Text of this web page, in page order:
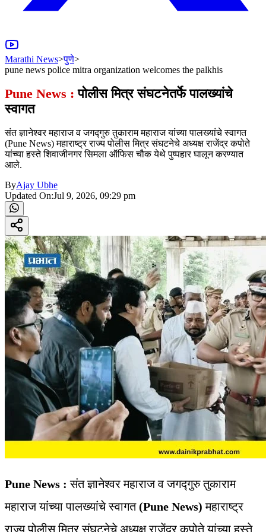
Marathi News>पुणे>
pune news police mitra organization welcomes the palkhis
Pune News : पोलीस मित्र संघटनेतर्फे पालख्यांचे
स्वागत
संत ज्ञानेश्वर महाराज व जगद्गुरु तुकाराम महाराज यांच्या पालख्यांचे स्वागत
(Pune News) महाराष्ट्र राज्य पोलीस मित्र संघटनेचे अध्यक्ष राजेंद्र कपोते
यांच्या हस्ते शिवाजीनगर सिमला ऑफिस चौक येथे पुष्पहार घालून करण्यात
आले.
ByAjay Ubhe
Updated On:Jul 9, 2026, 09:29 pm
Pune News : संत ज्ञानेश्वर महाराज व जगद्गुरु तुकाराम
महाराज यांच्या पालख्यांचे स्वागत(Pune News)महाराष्ट्र
राज्य पोलीस मित्र संघटनेचे अध्यक्ष राजेंद्र कपोते यांच्या हस्ते